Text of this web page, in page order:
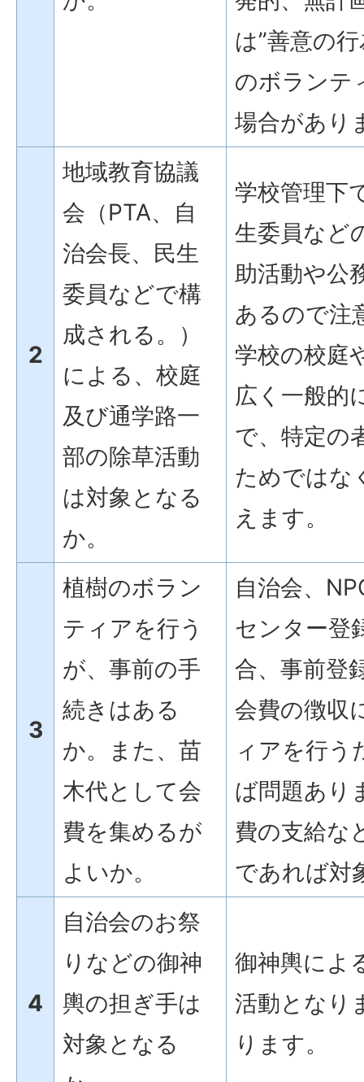
は”善意の
のボランテ
場合があり
2
地域教育協議
会（PTA、自
治会長、民生
委員などで構
成される。）
による、校庭
及び通学路一
部の除草活動
は対象となる
か。
学校管理下
生委員など
助活動や公
あるので注
学校の校庭
広く一般的
で、特定の
ためではな
えます。
3
植樹のボラン
ティアを行う
が、事前の手
続きはある
か。また、苗
木代として会
費を集めるが
よいか。
自治会、
センター登
合、事前登
会費の徴収
ィアを行う
ば問題あり
費の支給な
であれば対
4
自治会のお祭
りなどの御神
輿の担ぎ手は
対象となる
御神輿によ
活動となり
ります。